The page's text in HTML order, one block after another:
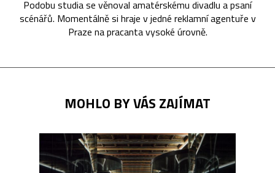
Podobu studia se věnoval amatérskému divadlu a psaní
scénářů. Momentálně si hraje v jedné reklamní agentuře v
Praze na pracanta vysoké úrovně.
MOHLO BY VÁS ZAJÍMAT